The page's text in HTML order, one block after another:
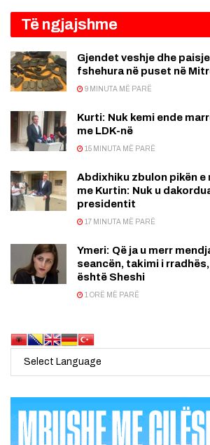
Të ngjajshme
Gjendet veshje dhe
fshehura në puset në
9 MINUTA MË PARË
Kurti: Nuk kemi ende
me LDK-në
15 MINUTA MË PARË
Abdixhiku zbulon pikën
me Kurtin: Nuk u
presidentit
17 MINUTA MË PARË
Ymeri: Që ja u merr
seancën, takimi i
është Sheshi
1 ORË MË PARË